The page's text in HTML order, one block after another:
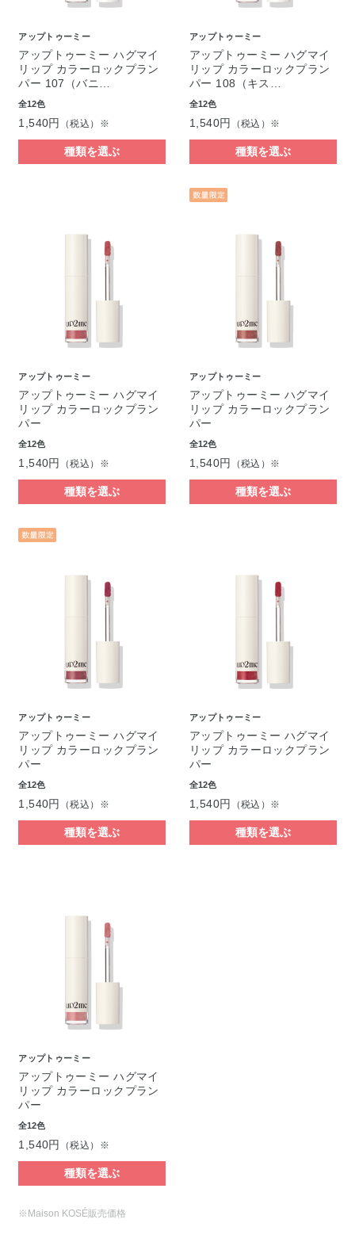
アップトゥーミー
アップトゥーミー ハグマイ
リップ カラーロックプラン
パー 107（バニ…
全12色
1,540円 （税込）※
種類を選ぶ
アップトゥーミー
アップトゥーミー ハグマイ
リップ カラーロックプラン
パー 108（キス…
全12色
1,540円 （税込）※
種類を選ぶ
アップトゥーミー
アップトゥーミー ハグマイ
リップ カラーロックプラン
パー
全12色
1,540円 （税込）※
種類を選ぶ
アップトゥーミー
アップトゥーミー ハグマイ
リップ カラーロックプラン
パー
全12色
1,540円 （税込）※
種類を選ぶ
アップトゥーミー
アップトゥーミー ハグマイ
リップ カラーロックプラン
パー
全12色
1,540円 （税込）※
種類を選ぶ
アップトゥーミー
アップトゥーミー ハグマイ
リップ カラーロックプラン
パー
全12色
1,540円 （税込）※
種類を選ぶ
アップトゥーミー
アップトゥーミー ハグマイ
リップ カラーロックプラン
パー
全12色
1,540円 （税込）※
種類を選ぶ
※Maison KOSÉ販売価格